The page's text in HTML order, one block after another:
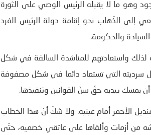
وهو ما لا يقبله الرئيس الوصي على الثورة
إلى الذّهاب نحو إقامة دولة الرئيس الفرد
السيادة والحكومة.
لذلك واستعادتهم للمناشدة السالفة في شكل
سرديته التي تستعاد دائما في شكل مصفوفة
يمسك بيديه حقّ سنّ القوانين وتنفيذها.
الأحمر أمام عينيه. ولا شكّ أنّ هذا الخطاب
من أزمات وألقاها على عاتقي خصميه، حتّى